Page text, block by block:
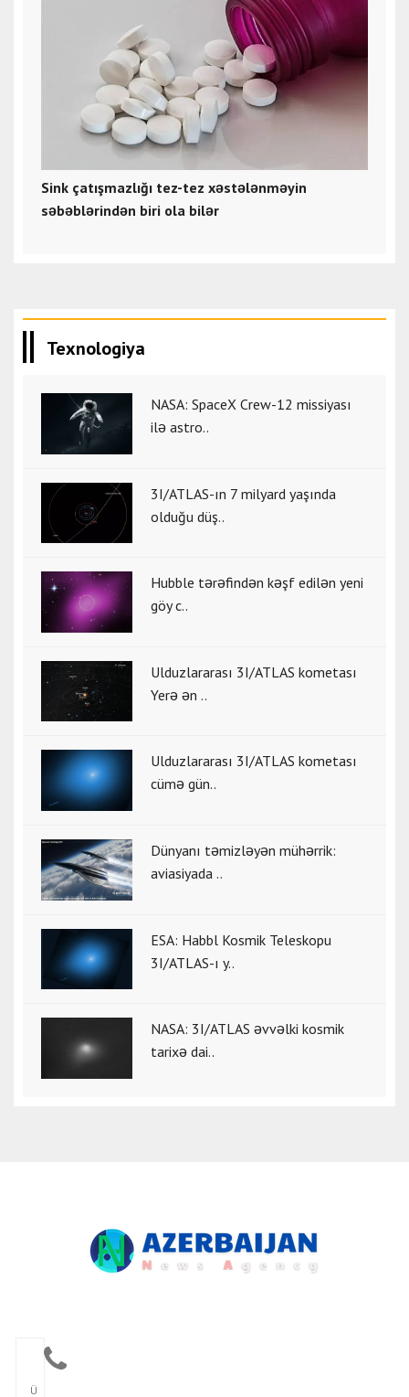
Sink çatışmazlığı tez-tez xəstələnməyin
səbəblərindən biri ola bilər
Texnologiya
NASA: SpaceX Crew-12 missiyası
ilə astro..
3I/ATLAS-ın 7 milyard yaşında
olduğu düş..
Hubble tərəfindən kəşf edilən yeni
göy c..
Ulduzlararası 3I/ATLAS kometası
Yerə ən ..
Ulduzlararası 3I/ATLAS kometası
cümə gün..
Dünyanı təmizləyən mühərrik:
aviasiyada ..
ESA: Habbl Kosmik Teleskopu
3I/ATLAS-ı y..
NASA: 3I/ATLAS əvvəlki kosmik
tarixə dai..
Ü